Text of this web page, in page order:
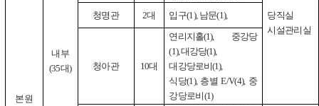
본원
내부
(35대)
당직실
시설관리실
청명관 2대 입구(1), 남문(1),
청아관 10대
연리지홀(1), 중강당
(1),대강당(1),
대강당로비(1),
식당(1), 층별 E/V(4), 중
강당로비(1)